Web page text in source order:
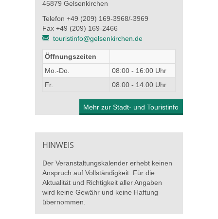
45879 Gelsenkirchen
Telefon +49 (209) 169-3968/-3969
Fax +49 (209) 169-2466
touristinfo@gelsenkirchen.de
Öffnungszeiten
Mo.-Do.
08:00 - 16:00 Uhr
Fr.
08:00 - 14:00 Uhr
Mehr zur Stadt- und Touristinfo
HINWEIS
Der Veranstaltungskalender erhebt keinen
Anspruch auf Vollständigkeit. Für die
Aktualität und Richtigkeit aller Angaben
wird keine Gewähr und keine Haftung
übernommen.